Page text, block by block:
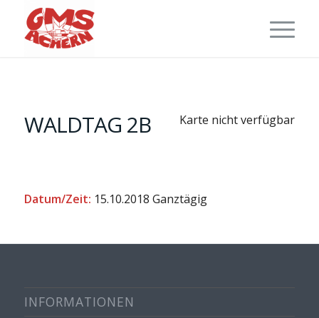
Karte nicht verfügbar
WALDTAG 2B
Datum/Zeit: 15.10.2018 Ganztägig
INFORMATIONEN